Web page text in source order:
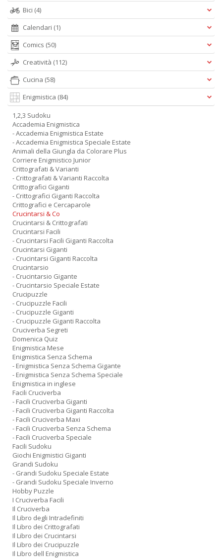
Bici (4)
Calendari (1)
Comics (50)
Creatività (112)
Cucina (58)
Enigmistica (84)
1,2,3 Sudoku
Accademia Enigmistica
- Accademia Enigmistica Estate
- Accademia Enigmistica Speciale Estate
Animali della Giungla da Colorare Plus
Corriere Enigmistico Junior
Crittografati & Varianti
- Crittografati & Varianti Raccolta
Crittografici Giganti
- Crittografici Giganti Raccolta
Crittografici e Cercaparole
Crucintarsi & Co
Crucintarsi & Crittografati
Crucintarsi Facili
- Crucintarsi Facili Giganti Raccolta
Crucintarsi Giganti
- Crucintarsi Giganti Raccolta
Crucintarsio
- Crucintarsio Gigante
- Crucintarsio Speciale Estate
Crucipuzzle
- Crucipuzzle Facili
- Crucipuzzle Giganti
- Crucipuzzle Giganti Raccolta
Cruciverba Segreti
Domenica Quiz
Enigmistica Mese
Enigmistica Senza Schema
- Enigmistica Senza Schema Gigante
- Enigmistica Senza Schema Speciale
Enigmistica in inglese
Facili Cruciverba
- Facili Cruciverba Giganti
- Facili Cruciverba Giganti Raccolta
- Facili Cruciverba Maxi
- Facili Cruciverba Senza Schema
- Facili Cruciverba Speciale
Facili Sudoku
Giochi Enigmistici Giganti
Grandi Sudoku
- Grandi Sudoku Speciale Estate
- Grandi Sudoku Speciale Inverno
Hobby Puzzle
I Cruciverba Facili
Il Cruciverba
Il Libro degli Intradefiniti
Il Libro dei Crittografati
Il Libro dei Crucintarsi
Il Libro dei Crucipuzzle
Il Libro dell Enigmistica